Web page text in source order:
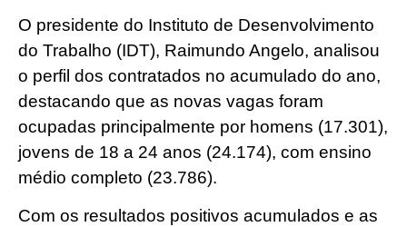
O presidente do Instituto de Desenvolvimento
do Trabalho (IDT), Raimundo Angelo, analisou
o perfil dos contratados no acumulado do ano,
destacando que as novas vagas foram
ocupadas principalmente por homens (17.301),
jovens de 18 a 24 anos (24.174), com ensino
médio completo (23.786).
Com os resultados positivos acumulados e as